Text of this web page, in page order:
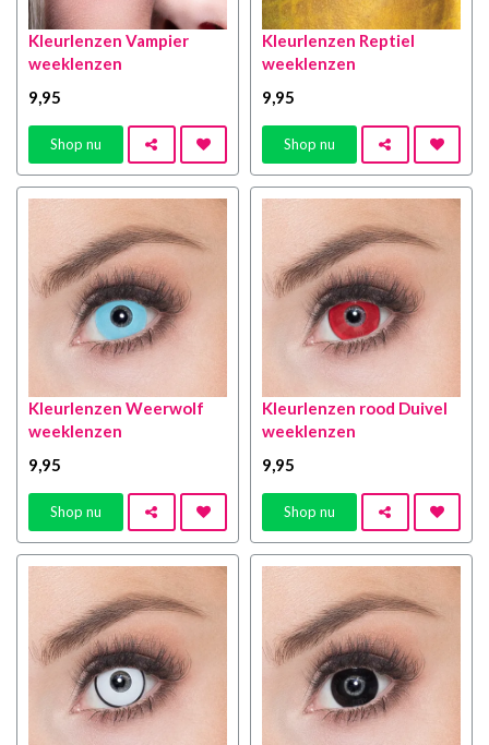
Kleurlenzen Vampier
weeklenzen
9,95
Shop nu
Kleurlenzen Reptiel
weeklenzen
9,95
Shop nu
Kleurlenzen Weerwolf
weeklenzen
9,95
Shop nu
Kleurlenzen rood Duivel
weeklenzen
9,95
Shop nu